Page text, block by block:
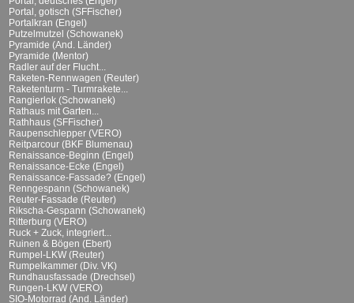
Portal, gotisch (SFFischer)
Portalkran (Engel)
Putzelmutzel (Schowanek)
Pyramide (And. Länder)
Pyramide (Mentor)
Radler auf der Flucht...
Raketen-Rennwagen (Reuter)
Raketenturm - Turmrakete...
Rangierlok (Schowanek)
Rathaus mit Garten...
Rathhaus (SFFischer)
Raupenschlepper (VERO)
Reitparcour (BKF Blumenau)
Renaissance-Beginn (Engel)
Renaissance-Ecke (Engel)
Renaissance-Fassade? (Engel)
Renngespann (Schowanek)
Reuter-Fassade (Reuter)
Rikscha-Gespann (Schowanek)
Ritterburg (VERO)
Ruck + Zuck, integriert...
Ruinen & Bögen (Ebert)
Rumpel-LKW (Reuter)
Rumpelkammer (Div. VK)
Rundhausfassade (Drechsel)
Rungen-LKW (VERO)
SIO-Motorrad (And. Länder)